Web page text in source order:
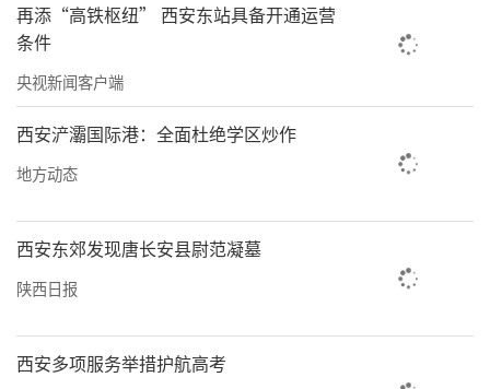
一餐一饭皆养生，科学膳食护安康。神木市将
持续深化全民营养健康服务体系建设，优化重
点人群精准营养诊疗，常态化开展普惠性营养
科普宣传，让科学膳食理念走进千家万户，用
精细化健康服务为全民健康保驾护航。（
————————————————
再添“高铁枢纽” 西安东站具备开通运营
条件
央视新闻客户端
西安浐灞国际港：全面杜绝学区炒作
地方动态
西安东郊发现唐长安县尉范凝墓
陕西日报
西安多项服务举措护航高考